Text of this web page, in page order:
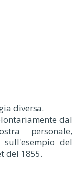
diversa.
dal
personale,
sull'esempio del
del 1855.